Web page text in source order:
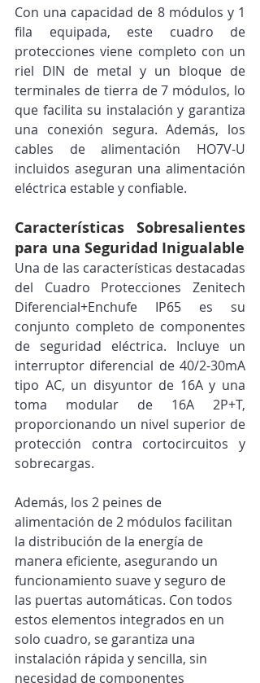
Con una capacidad de 8 módulos y 1
fila equipada, este cuadro de
protecciones viene completo con un
riel DIN de metal y un bloque de
terminales de tierra de 7 módulos, lo
que facilita su instalación y garantiza
una conexión segura. Además, los
cables de alimentación HO7V-U
incluidos aseguran una alimentación
eléctrica estable y confiable.
Características Sobresalientes
para una Seguridad Inigualable
Una de las características destacadas
del Cuadro Protecciones Zenitech
Diferencial+Enchufe IP65 es su
conjunto completo de componentes
de seguridad eléctrica. Incluye un
interruptor diferencial de 40/2-30mA
tipo AC, un disyuntor de 16A y una
toma modular de 16A 2P+T,
proporcionando un nivel superior de
protección contra cortocircuitos y
sobrecargas.
Además, los 2 peines de
alimentación de 2 módulos facilitan
la distribución de la energía de
manera eficiente, asegurando un
funcionamiento suave y seguro de
las puertas automáticas. Con todos
estos elementos integrados en un
solo cuadro, se garantiza una
instalación rápida y sencilla, sin
necesidad de componentes